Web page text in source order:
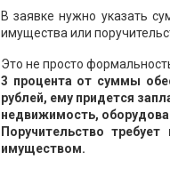
В заявке нужно указать
имущества или
Это не просто
3 процента от суммы
рублей, ему придется
недвижимость,
Поручительство
имуществом.